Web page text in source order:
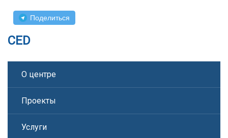
Поделиться
CED
О центре
Проекты
Услуги